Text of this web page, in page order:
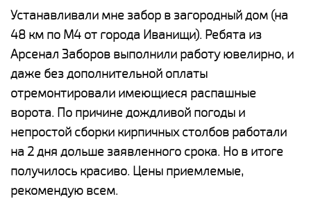
Устанавливали мне забор в загородный дом (на
48 км по М4 от города Иванищи). Ребята из
Арсенал Заборов выполнили работу ювелирно, и
даже без дополнительной оплаты
отремонтировали имеющиеся распашные
ворота. По причине дождливой погоды и
непростой сборки кирпичных столбов работали
на 2 дня дольше заявленного срока. Но в итоге
получилось красиво. Цены приемлемые,
рекомендую всем.